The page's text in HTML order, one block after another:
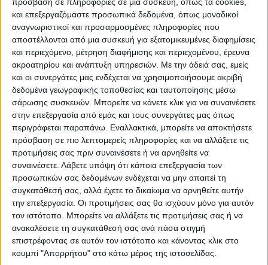
πρόσβαση σε πληροφορίες σε μια συσκευή, όπως τα cookies,
και επεξεργαζόμαστε προσωπικά δεδομένα, όπως μοναδικοί
αναγνωριστικοί και προσαρμοσμένες πληροφορίες που
αποστέλλονται από μια συσκευή για εξατομικευμένες διαφημίσεις
και περιεχόμενο, μέτρηση διαφήμισης και περιεχομένου, έρευνα
ακροατηρίου και ανάπτυξη υπηρεσιών. Με την άδειά σας, εμείς
και οι συνεργάτες μας ενδέχεται να χρησιμοποιήσουμε ακριβή
δεδομένα γεωγραφικής τοποθεσίας και ταυτοποίησης μέσω
σάρωσης συσκευών. Μπορείτε να κάνετε κλικ για να συναινέσετε
στην επεξεργασία από εμάς και τους συνεργάτες μας όπως
περιγράφεται παραπάνω. Εναλλακτικά, μπορείτε να αποκτήσετε
πρόσβαση σε πιο λεπτομερείς πληροφορίες και να αλλάξετε τις
προτιμήσεις σας πριν συναινέσετε ή να αρνηθείτε να
συναινέσετε. Λάβετε υπόψη ότι κάποια επεξεργασία των
προσωπικών σας δεδομένων ενδέχεται να μην απαιτεί τη
συγκατάθεσή σας, αλλά έχετε το δικαίωμα να αρνηθείτε αυτήν
την επεξεργασία. Οι προτιμήσεις σας θα ισχύουν μόνο για αυτόν
τον ιστότοπο. Μπορείτε να αλλάξετε τις προτιμήσεις σας ή να
ανακαλέσετε τη συγκατάθεσή σας ανά πάσα στιγμή
επιστρέφοντας σε αυτόν τον ιστότοπο και κάνοντας κλικ στο
κουμπί "Απορρήτου" στο κάτω μέρος της ιστοσελίδας.
Θα συνεχίσουμε να το κάνουμε, ενώ είναι
στη διαδικασία και η συγγραφή ενός
βιβλίου και μεγάλου ντοκυμαντέρ που θα
συνοδεύει την έκδοση που θα εμπεριέχουν
μέσα τα πάντα! Μια μικρή συνεισφορά και
παρακαταθήκη στον αγαπημένο μας τόπο.
Γι’ αυτά όμως θα μιλήσουμε προσεχώς.
Με αφορμή την πικρή και στενάχωρη
εξέλιξη του υποβιβασμού στη Γ’ Εθνική,
πάμε να δούμε πόσες φορές έχει βιώσει
αυτό το συναίσθημα διαχρονικά ο
Καρδιτσιώτης φίλος της ομάδας από την
ώρα που θεσπίστηκε η Β’ Εθνική Κατηγορία
στο Ελληνικό ποδόσφαιρο.